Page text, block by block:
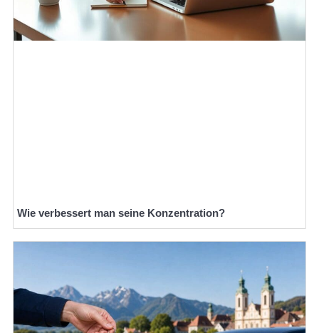
Wie verbessert man seine Konzentration?